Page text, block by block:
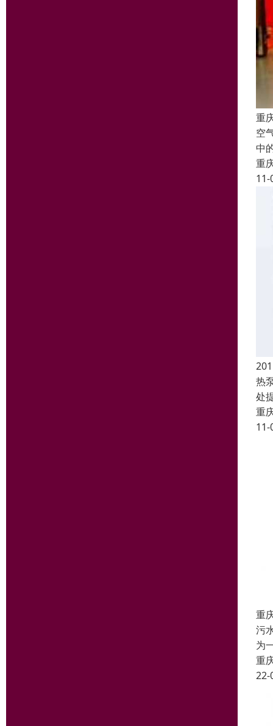
重
空
中
重
11-
热
处
重
11-
重
污
为
重
22-